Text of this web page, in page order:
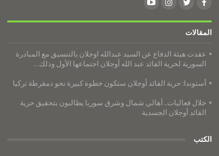
المقالات
عقدت هيئة الدفاع عن السيد عبدالله اوجلان بالتنسيق مع المبادرة
السورية لحرية القائد عبد الله أوجلان اجتماعها الأول وذلك…
أستوندا: حرية القائد أوجلان ستكون خطوة كبيرة نحو دمقرطة تركيا
خلال فعاليات.. أهالي شمال وشرق سوريا يطالبون بتحقيق حرية
القائد أوجلان الجسدية
الكتب